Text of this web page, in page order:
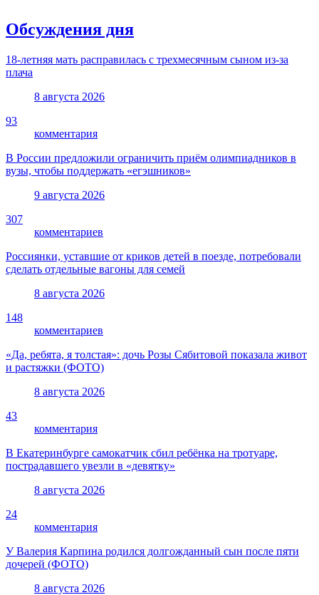
Обсуждения дня
18-летняя мать расправилась с трехмесячным сыном из-за
плача
8 августа 2026
93
комментария
В России предложили ограничить приём олимпиадников в
вузы, чтобы поддержать «егэшников»
9 августа 2026
307
комментариев
Россиянки, уставшие от криков детей в поезде, потребовали
сделать отдельные вагоны для семей
8 августа 2026
148
комментариев
«Да, ребята, я толстая»: дочь Розы Сябитовой показала живот
и растяжки (ФОТО)
8 августа 2026
43
комментария
В Екатеринбурге самокатчик сбил ребёнка на тротуаре,
пострадавшего увезли в «девятку»
8 августа 2026
24
комментария
У Валерия Карпина родился долгожданный сын после пяти
дочерей (ФОТО)
8 августа 2026